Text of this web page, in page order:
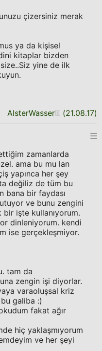
çizersiniz merak
ya da kişisel
kitaplar bizden
yine de ilk
AlsterWasser (21.08.17)
zamanlarda
ama bu mu lan
yapınca her şey
değiliz de tüm bu
bana bir faydası
ve bunu zengini
işte kullanıyorum.
dinleniyorum. kendi
ise gerçekleşmiyor.
tam da
zengin işi diyorlar.
varaoluşsal kriz
galiba :)
fakat ağır
hiç yaklaşmıyorum
ve her şeyi